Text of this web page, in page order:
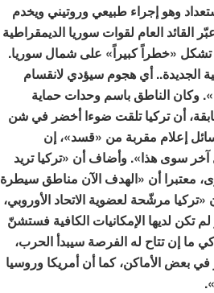
وهو إجراء طبيعي وروتيني ويخدم
العام لقوات سوريا الديمقراطية
تشكل «خطراً كبيراً» على شمال سوريا.
الجديدة.. أي هجوم سيؤدي لانقسام
وكان الناطق باسم وحدات حماية
أن تركيا تلقت ضوءا أخضر في شن
إعلام مقربة من «قسد»، إن
آخر سوى هذا». وأضاف أن «تركيا تريد
معتبرا أن «الهدف الآن مناطق سيطرة
مرشّحة لعضوية الاتحاد الأوروبي،
تكن لديها الإمكانيات الكافية فستشنّ
ما إن تتاح له الفرصة سيبدأ الحرب،
بعض الأماكن، كما أن أمريكا وروسيا